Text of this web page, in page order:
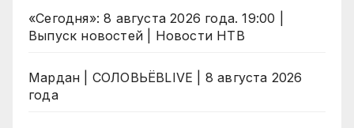
«Сегодня»: 8 августа 2026 года. 19:00 |
Выпуск новостей | Новости НТВ
Мардан | СОЛОВЬЁВLIVE | 8 августа 2026
года